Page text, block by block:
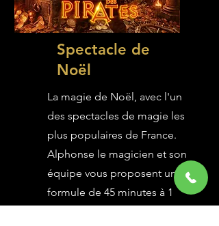
Spectacle de
Noël
La magie de Noël, avec l'un
des spectacles de magie les
plus populaires de France.
Alphonse le magicien et son
équipe vous proposent une
formule de 45 minutes à 1